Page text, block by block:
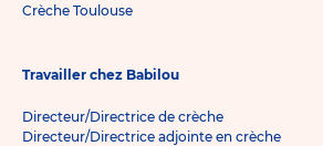
Crèche Toulouse
Travailler chez Babilou
Directeur/Directrice de crèche
Directeur/Directrice adjointe en crèche